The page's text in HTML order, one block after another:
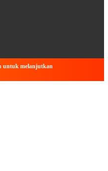
untuk melanjutkan